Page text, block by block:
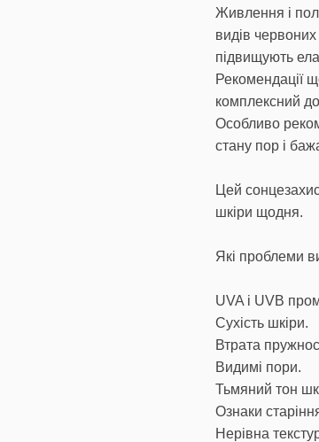
Живлення і
видів
підвищують
Рекомендації
комплексний
Особливо
стану пор і
Цей
шкіри щодня.
Які проблеми
UVA і UVB
Сухість шкіри.
Втрата
Видимі пори.
Тьмяний тон
Ознаки
Нерівна